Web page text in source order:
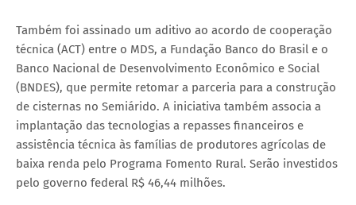
Também foi assinado um aditivo ao acordo de cooperação
técnica (ACT) entre o MDS, a Fundação Banco do Brasil e o
Banco Nacional de Desenvolvimento Econômico e Social
(BNDES), que permite retomar a parceria para a construção
de cisternas no Semiárido. A iniciativa também associa a
implantação das tecnologias a repasses financeiros e
assistência técnica às famílias de produtores agrícolas de
baixa renda pelo Programa Fomento Rural. Serão investidos
pelo governo federal R$ 46,44 milhões.